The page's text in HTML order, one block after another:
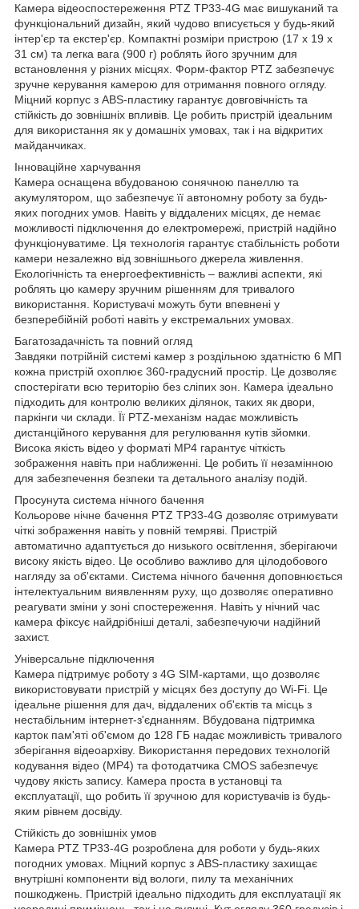
Камера відеоспостереження PTZ TP33-4G має вишуканий та
функціональний дизайн, який чудово вписується у будь-який
інтер'єр та екстер'єр. Компактні розміри пристрою (17 x 19 x
31 см) та легка вага (900 г) роблять його зручним для
встановлення у різних місцях. Форм-фактор PTZ забезпечує
зручне керування камерою для отримання повного огляду.
Міцний корпус з ABS-пластику гарантує довговічність та
стійкість до зовнішніх впливів. Це робить пристрій ідеальним
для використання як у домашніх умовах, так і на відкритих
майданчиках.
Інноваційне харчування
Камера оснащена вбудованою сонячною панеллю та
акумулятором, що забезпечує її автономну роботу за будь-
яких погодних умов. Навіть у віддалених місцях, де немає
можливості підключення до електромережі, пристрій надійно
функціонуватиме. Ця технологія гарантує стабільність роботи
камери незалежно від зовнішнього джерела живлення.
Екологічність та енергоефективність – важливі аспекти, які
роблять цю камеру зручним рішенням для тривалого
використання. Користувачі можуть бути впевнені у
безперебійній роботі навіть у екстремальних умовах.
Багатозадачність та повний огляд
Завдяки потрійній системі камер з роздільною здатністю 6 МП
кожна пристрій охоплює 360-градусний простір. Це дозволяє
спостерігати всю територію без сліпих зон. Камера ідеально
підходить для контролю великих ділянок, таких як двори,
паркінги чи склади. Її PTZ-механізм надає можливість
дистанційного керування для регулювання кутів зйомки.
Висока якість відео у форматі MP4 гарантує чіткість
зображення навіть при наближенні. Це робить її незамінною
для забезпечення безпеки та детального аналізу подій.
Просунута система нічного бачення
Кольорове нічне бачення PTZ TP33-4G дозволяє отримувати
чіткі зображення навіть у повній темряві. Пристрій
автоматично адаптується до низького освітлення, зберігаючи
високу якість відео. Це особливо важливо для цілодобового
нагляду за об'єктами. Система нічного бачення доповнюється
інтелектуальним виявленням руху, що дозволяє оперативно
реагувати зміни у зоні спостереження. Навіть у нічний час
камера фіксує найдрібніші деталі, забезпечуючи надійний
захист.
Універсальне підключення
Камера підтримує роботу з 4G SIM-картами, що дозволяє
використовувати пристрій у місцях без доступу до Wi-Fi. Це
ідеальне рішення для дач, віддалених об'єктів та місць з
нестабільним інтернет-з'єднанням. Вбудована підтримка
карток пам'яті об'ємом до 128 ГБ надає можливість тривалого
зберігання відеоархіву. Використання передових технологій
кодування відео (MP4) та фотодатчика CMOS забезпечує
чудову якість запису. Камера проста в установці та
експлуатації, що робить її зручною для користувачів із будь-
яким рівнем досвіду.
Стійкість до зовнішніх умов
Камера PTZ TP33-4G розроблена для роботи у будь-яких
погодних умовах. Міцний корпус з ABS-пластику захищає
внутрішні компоненти від вологи, пилу та механічних
пошкоджень. Пристрій ідеально підходить для експлуатації як